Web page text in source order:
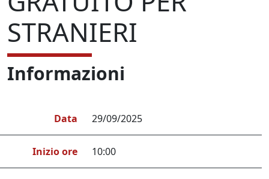
STRANIERI
Informazioni
Data 29/09/2025
Inizio ore 10:00